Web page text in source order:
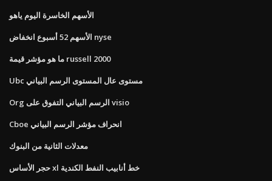
الأسهم الخاسرة اليوم ياهو
الأسهم 52 أسبوع انخفاض nyse
ما هو مؤشر قيمة russell 2000
Ubc مستوى عال المستوى الرسم البياني
Org الرسم البياني التفوق على visio
Cboe انحراف مؤشر الرسم البياني
معدلات الثانية من البنوك
حجر الأساس xl خط أنابيب النفط الكندية